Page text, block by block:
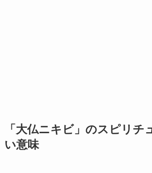
「大仏ニキビ」のスピリチ
い意味